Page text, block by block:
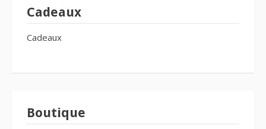
Cadeaux
Cadeaux
Boutique